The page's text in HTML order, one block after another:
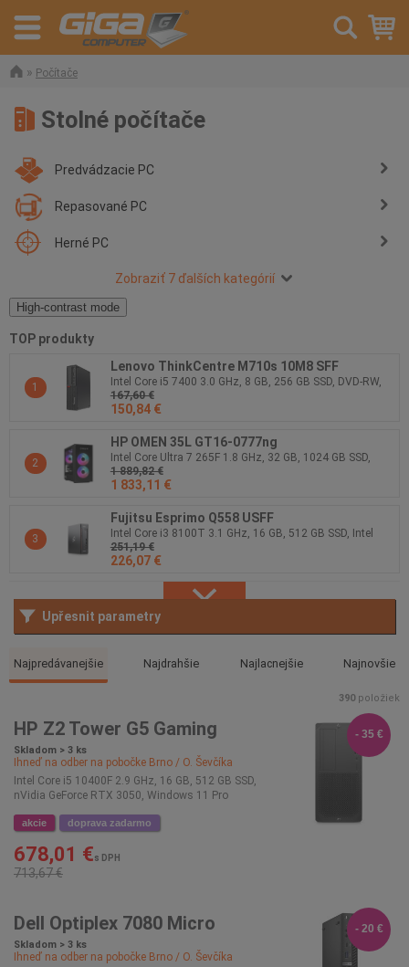
» Počítače
Stolné počítače
Predvádzacie PC
Repasované PC
Herné PC
Zobraziť 7 ďalších kategórií
High-contrast mode
TOP produkty
1
Lenovo ThinkCentre M710s 10M8 SFF
Intel Core i5 7400 3.0 GHz, 8 GB, 256 GB SSD, DVD-RW,
Intel HD Graphics 630, Windows 10 Pro
167,60 €
150,84 €
2
HP OMEN 35L GT16-0777ng
Intel Core Ultra 7 265F 1.8 GHz, 32 GB, 1024 GB SSD,
nVidia GeForce RTX 5070, Windows 11 Home
1 889,82 €
1 833,11 €
3
Fujitsu Esprimo Q558 USFF
Intel Core i3 8100T 3.1 GHz, 16 GB, 512 GB SSD, Intel
UHD Graphics 630, Windows 11 Pro
251,19 €
226,07 €
Upřesnit parametry
Najpredávanejšie Najdrahšie Najlacnejšie Najnovšie
390 položiek
HP Z2 Tower G5 Gaming
Skladom > 3 ks
Ihneď na odber na pobočke Brno / O. Ševčíka
Intel Core i5 10400F 2.9 GHz, 16 GB, 512 GB SSD,
nVidia GeForce RTX 3050, Windows 11 Pro
akcie doprava zadarmo
- 35 €
678,01 €s DPH
713,67 €
Dell Optiplex 7080 Micro
Skladom > 3 ks
Ihneď na odber na pobočke Brno / O. Ševčíka
- 20 €